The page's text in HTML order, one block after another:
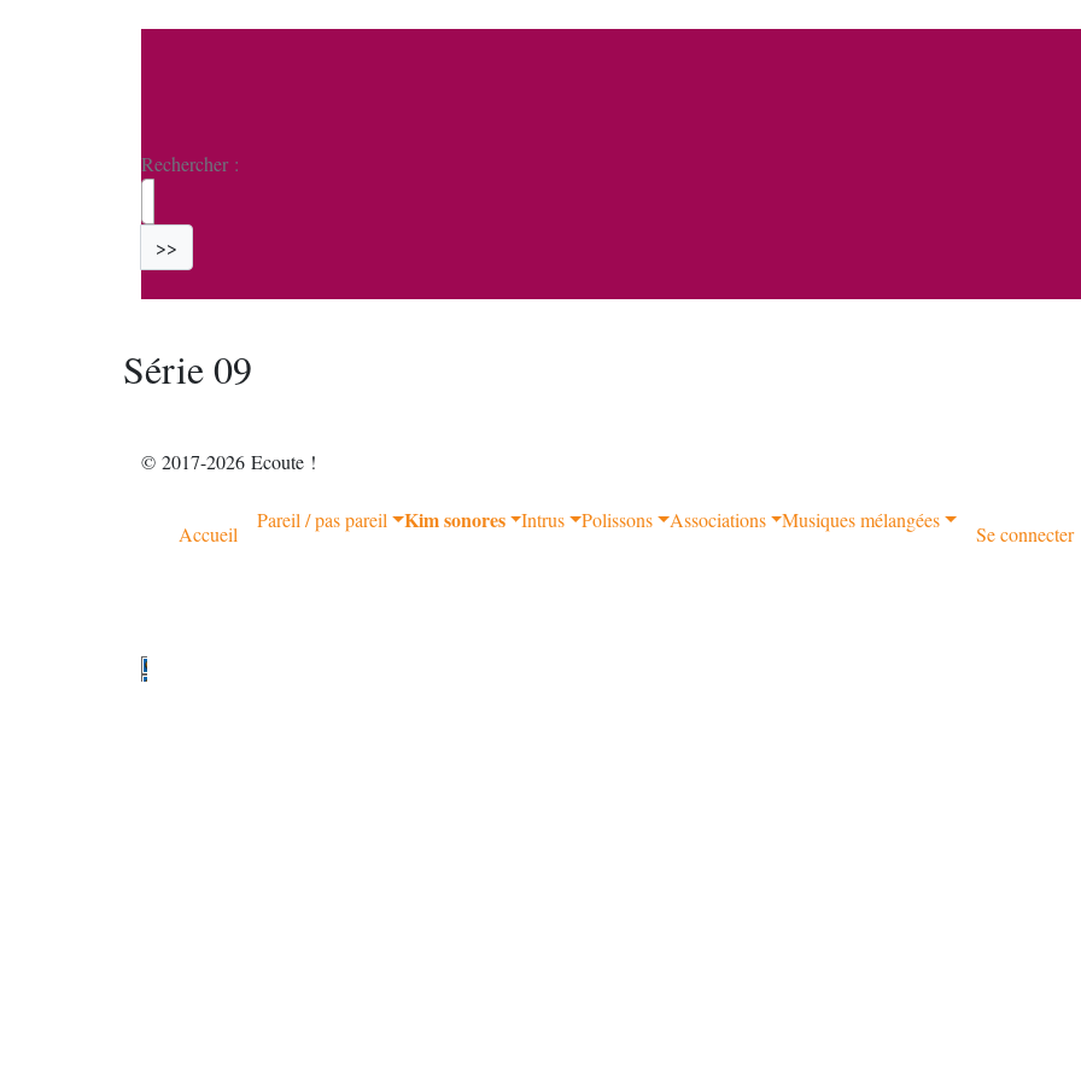
Rechercher :
>>
Série 09
© 2017-2026 Ecoute !
Accueil
Pareil / pas pareil Kim sonores Intrus Polissons Associations Musiques mélangées
Se connecter